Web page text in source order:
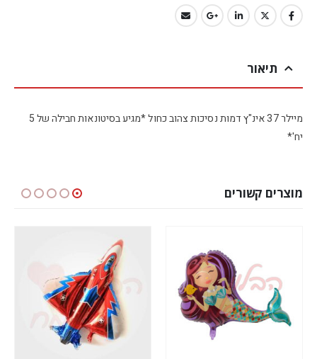
תיאור
מיילר 37 אינ"ץ דמות נסיכות צהוב כחול *מגיע בסיטונאות חבילה של 5
יח'*
מוצרים קשורים
המלאי אזל